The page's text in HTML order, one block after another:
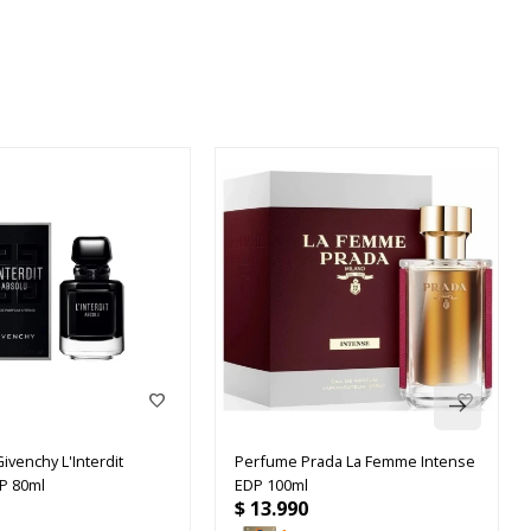
L'Interdit
80ml
Perfume Prada La Femme Intense
EDP 100ml
$ 13.990